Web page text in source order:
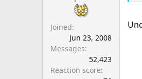
Joined
Jun 23, 2008
Messages
52,423
Reaction score